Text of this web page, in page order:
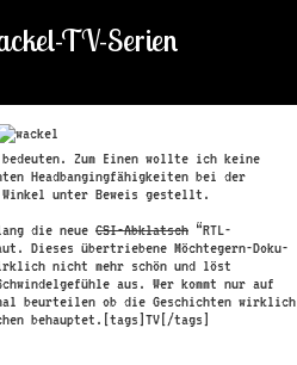
TV-Serien
Zum Einen wollte ich keine
Headbangingfähigkeiten bei der
Winkel unter Beweis gestellt.
die neue CSI-Abklatsch “RTL-
Dieses übertriebene Möchtegern-Doku-
nicht mehr schön und löst
aus. Wer kommt nur auf
beurteilen ob die Geschichten wirklich
behauptet.[tags]TV[/tags]